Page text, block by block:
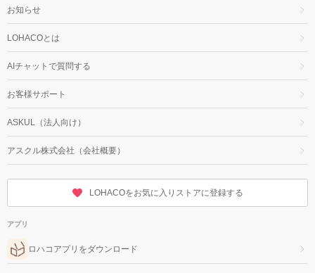
お知らせ
LOHACOとは
AIチャットで質問する
お客様サポート
ASKUL（法人向け）
アスクル株式会社（会社概要）
LOHACOをお気に入りストアに登録する
アプリ
ロハコアプリをダウンロード